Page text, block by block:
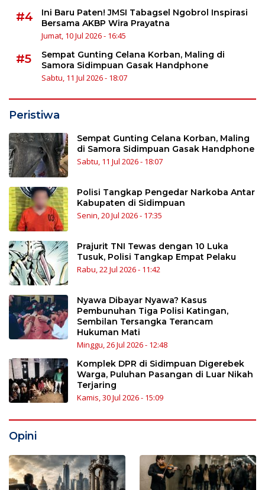
#4
Ini Baru Paten! JMSI Tabagsel Ngobrol Inspirasi
Bersama AKBP Wira Prayatna
Jumat, 10 Jul 2026 - 16:45
#5
Sempat Gunting Celana Korban, Maling di
Samora Sidimpuan Gasak Handphone
Sabtu, 11 Jul 2026 - 18:07
Peristiwa
Sempat Gunting Celana Korban, Maling
di Samora Sidimpuan Gasak Handphone
Sabtu, 11 Jul 2026 - 18:07
Polisi Tangkap Pengedar Narkoba Antar
Kabupaten di Sidimpuan
Senin, 20 Jul 2026 - 17:35
Prajurit TNI Tewas dengan 10 Luka
Tusuk, Polisi Tangkap Empat Pelaku
Rabu, 22 Jul 2026 - 11:42
Nyawa Dibayar Nyawa? Kasus
Pembunuhan Tiga Polisi Katingan,
Sembilan Tersangka Terancam
Hukuman Mati
Minggu, 26 Jul 2026 - 12:48
Komplek DPR di Sidimpuan Digerebek
Warga, Puluhan Pasangan di Luar Nikah
Terjaring
Kamis, 30 Jul 2026 - 15:09
Opini